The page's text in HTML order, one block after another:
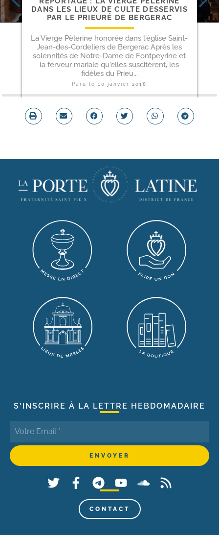
DANS LES LIEUX DE CULTE DESSERVIS
PAR LE PRIEURÉ DE BERGERAC
La Vierge Pèlerine honorée dans l'église Saint-
Jean-des-Cordeliers de Bergerac Après les
solennités de Notre-Dame de Fontpeyrine et
la ferveur mariale qu'elles suscitèrent, les
fidèles du Prieu...
Paru le10 janvier 2018
S'INSCRIRE À LA LETTRE HEBDOMADAIRE
CONTACT